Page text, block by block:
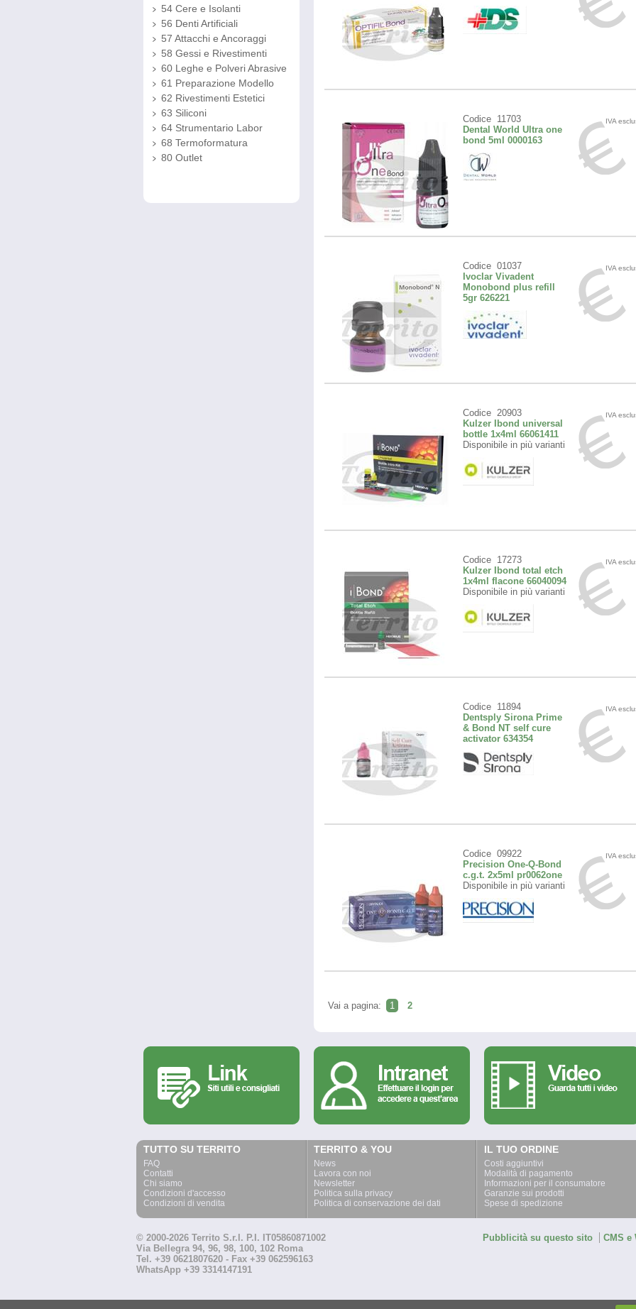
54 Cere e Isolanti
56 Denti Artificiali
57 Attacchi e Ancoraggi
58 Gessi e Rivestimenti
60 Leghe e Polveri Abrasive
61 Preparazione Modello
62 Rivestimenti Estetici
63 Siliconi
64 Strumentario Labor
68 Termoformatura
80 Outlet
Codice 11703
Dental World Ultra one
bond 5ml 0000163
IVA
Codice 01037
Ivoclar Vivadent
Monobond plus refill
5gr 626221
IVA
Codice 20903
Kulzer Ibond universal
bottle 1x4ml 66061411
Disponibile in più varianti
IVA
Codice 17273
Kulzer Ibond total etch
1x4ml flacone 66040094
Disponibile in più varianti
IVA
Codice 11894
Dentsply Sirona Prime
& Bond NT self cure
activator 634354
IVA
Codice 09922
Precision One-Q-Bond
c.g.t. 2x5ml pr0062one
Disponibile in più varianti
IVA
Vai a pagina: 1 2
TUTTO SU TERRITO
FAQ
Contatti
Chi siamo
Condizioni d'accesso
Condizioni di vendita
TERRITO & YOU
News
Lavora con noi
Newsletter
Politica sulla privacy
Politica di conservazione dei dati
IL TUO ORDINE
Costi aggiuntivi
Modalità di pagamento
Informazioni per il consumatore
Garanzie sui prodotti
Spese di spedizione
© 2000-2026 Territo S.r.l. P.I. IT05860871002
Via Bellegra 94, 96, 98, 100, 102 Roma
Tel. +39 0621807620 - Fax +39 062596163
WhatsApp +39 3314147191
Pubblicità su questo sito CMS e